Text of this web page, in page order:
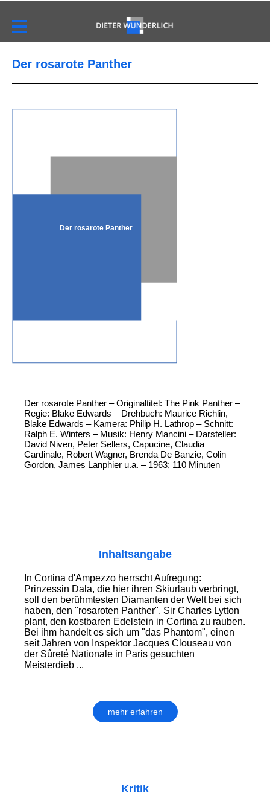
Der rosarote Panther
Der rosarote Panther
Der rosarote Panther – Originaltitel: The Pink Panther –
Regie: Blake Edwards – Drehbuch: Maurice Richlin,
Blake Edwards – Kamera: Philip H. Lathrop – Schnitt:
Ralph E. Winters – Musik: Henry Mancini – Darsteller:
David Niven, Peter Sellers, Capucine, Claudia
Cardinale, Robert Wagner, Brenda De Banzie, Colin
Gordon, James Lanphier u.a. – 1963; 110 Minuten
Inhaltsangabe
In Cortina d'Ampezzo herrscht Aufregung:
Prinzessin Dala, die hier ihren Skiurlaub verbringt,
soll den berühmtesten Diamanten der Welt bei sich
haben, den "rosaroten Panther". Sir Charles Lytton
plant, den kostbaren Edelstein in Cortina zu rauben.
Bei ihm handelt es sich um "das Phantom", einen
seit Jahren von Inspektor Jacques Clouseau von
der Sûreté Nationale in Paris gesuchten
Meisterdieb ...
mehr erfahren
Kritik